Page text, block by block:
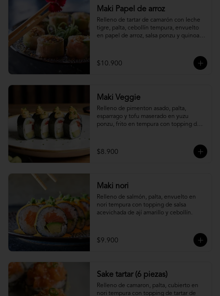
Maki Papel de arroz
Relleno de tartar de camarón con leche
tigre, palta, cebollín tempura, envuelto
en papel de arroz, salsa ponzu y quinoa
$10.900
Maki Veggie
Relleno de pimenton asado, palta,
esparrago y tofu maserado en yuzu
ponzu, frito en tempura con topping de
$8.900
Maki nori
Relleno de salmón, palta, envuelto en
nori tempura con topping de salsa
acevichada de ají amarillo y cebollín.
$9.900
Sake tartar (6 piezas)
Relleno de camaron, palta, cubierto en
nori tempura con topping de tartar de